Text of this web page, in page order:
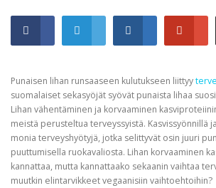
Punaisen lihan runsaaseen kulutukseen liittyy
suomalaiset sekasyöjät syövät punaista lihaa
Lihan vähentäminen ja korvaaminen
meistä perusteltua terveyssyistä. Kasvissyönnillä
monia terveyshyötyjä, jotka selittyvät osin juuri
puuttumisella ruokavaliosta. Lihan korvaaminen
kannattaa, mutta kannattaako sekaanin vaihtaa
muutkin elintarvikkeet vegaanisiin vaihtoehtoihin?